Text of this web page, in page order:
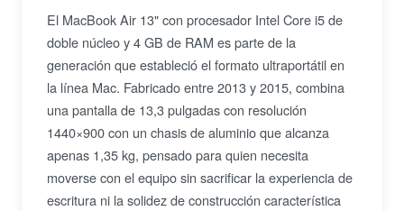
El MacBook Air 13" con procesador Intel Core i5 de
doble núcleo y 4 GB de RAM es parte de la
generación que estableció el formato ultraportátil en
la línea Mac. Fabricado entre 2013 y 2015, combina
una pantalla de 13,3 pulgadas con resolución
1440×900 con un chasis de aluminio que alcanza
apenas 1,35 kg, pensado para quien necesita
moverse con el equipo sin sacrificar la experiencia de
escritura ni la solidez de construcción característica